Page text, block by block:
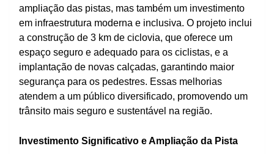
ampliação das pistas, mas também um investimento
em infraestrutura moderna e inclusiva. O projeto inclui
a construção de 3 km de ciclovia, que oferece um
espaço seguro e adequado para os ciclistas, e a
implantação de novas calçadas, garantindo maior
segurança para os pedestres. Essas melhorias
atendem a um público diversificado, promovendo um
trânsito mais seguro e sustentável na região.
Investimento Significativo e Ampliação da Pista